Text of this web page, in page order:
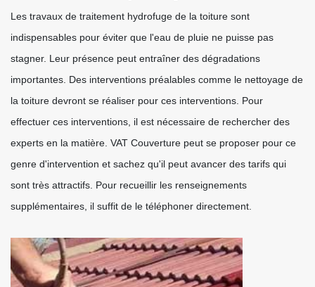
Les travaux de traitement hydrofuge de la toiture sont
indispensables pour éviter que l'eau de pluie ne puisse pas
stagner. Leur présence peut entraîner des dégradations
importantes. Des interventions préalables comme le nettoyage de
la toiture devront se réaliser pour ces interventions. Pour
effectuer ces interventions, il est nécessaire de rechercher des
experts en la matière. VAT Couverture peut se proposer pour ce
genre d'intervention et sachez qu'il peut avancer des tarifs qui
sont très attractifs. Pour recueillir les renseignements
supplémentaires, il suffit de le téléphoner directement.